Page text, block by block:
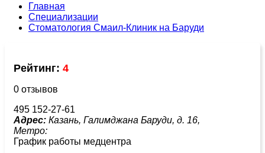
Главная
Специализации
Стоматология Смаил-Клиник на Баруди
Рейтинг: 4
0 отзывов
495 152-27-61
Адрес: Казань, Галимджана Баруди, д. 16,
Метро:
График работы медцентра